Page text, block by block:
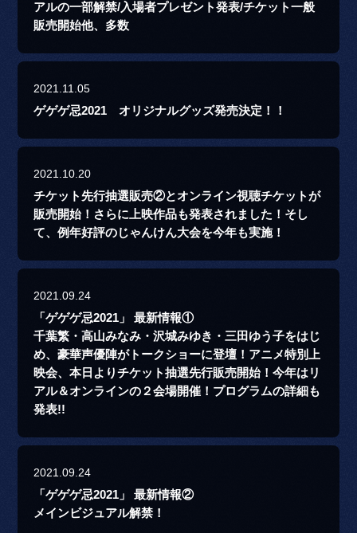
アルの一部解禁/入場者プレゼント発表/チケット一般
販売開始他、多数
2021.11.05
ゲゲゲ忌2021 オリジナルグッズ発売決定！！
2021.10.20
チケット先行抽選販売②とオンライン視聴チケットが
販売開始！さらに上映作品も発表されました！そし
て、例年好評のじゃんけん大会を今年も実施！
2021.09.24
「ゲゲゲ忌2021」 最新情報①
千葉繁・高山みなみ・沢城みゆき・三田ゆう子をはじ
め、豪華声優陣がトークショーに登壇！アニメ特別上
映会、本日よりチケット抽選先行販売開始！今年はリ
アル＆オンラインの２会場開催！プログラムの詳細も
発表!!
2021.09.24
「ゲゲゲ忌2021」 最新情報②
メインビジュアル解禁！